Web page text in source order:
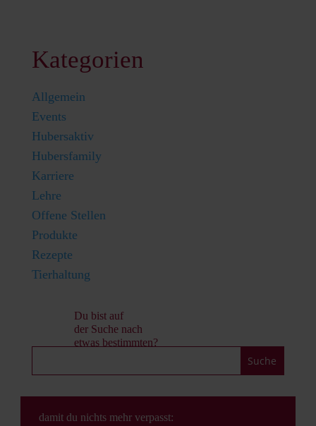
Kategorien
Allgemein
Events
Hubersaktiv
Hubersfamily
Karriere
Lehre
Offene Stellen
Produkte
Rezepte
Tierhaltung
Du bist auf
der Suche nach
etwas bestimmten?
damit du nichts mehr verpasst: